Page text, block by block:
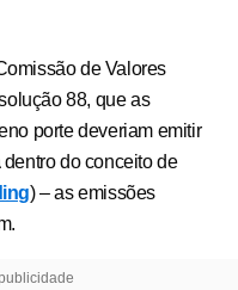
de Valores
88, que as
porte deveriam emitir
dentro do conceito de
) – as emissões